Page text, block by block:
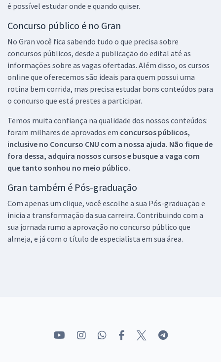
é possível estudar onde e quando quiser.
Concurso público é no Gran
No Gran você fica sabendo tudo o que precisa sobre
concursos públicos, desde a publicação do edital até as
informações sobre as vagas ofertadas. Além disso, os cursos
online que oferecemos são ideais para quem possui uma
rotina bem corrida, mas precisa estudar bons conteúdos para
o concurso que está prestes a participar.
Temos muita confiança na qualidade dos nossos conteúdos:
foram milhares de aprovados em concursos públicos,
inclusive no Concurso CNU com a nossa ajuda. Não fique de
fora dessa, adquira nossos cursos e busque a vaga com
que tanto sonhou no meio público.
Gran também é Pós-graduação
Com apenas um clique, você escolhe a sua Pós-graduação e
inicia a transformação da sua carreira. Contribuindo com a
sua jornada rumo a aprovação no concurso público que
almeja, e já com o título de especialista em sua área.